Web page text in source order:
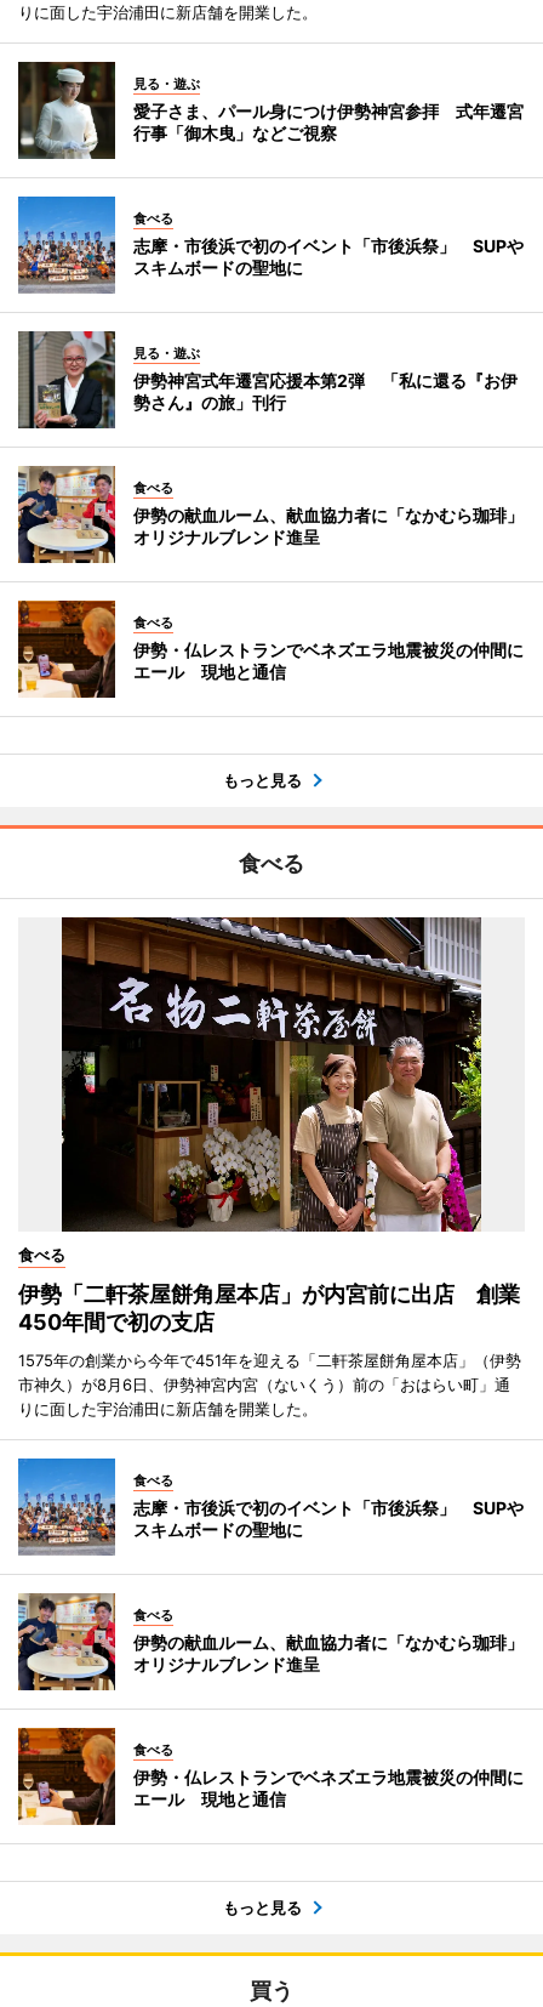
りに面した宇治浦田に新店舗を開業した。
見る・遊ぶ
愛子さま、パール身につけ伊勢神宮参拝 式年遷宮
行事「御木曳」などご視察
食べる
志摩・市後浜で初のイベント「市後浜祭」 SUPや
スキムボードの聖地に
見る・遊ぶ
伊勢神宮式年遷宮応援本第2弾 「私に還る『お伊
勢さん』の旅」刊行
食べる
伊勢の献血ルーム、献血協力者に「なかむら珈琲」
オリジナルブレンド進呈
食べる
伊勢・仏レストランでベネズエラ地震被災の仲間に
エール 現地と通信
もっと見る
食べる
食べる
伊勢「二軒茶屋餅角屋本店」が内宮前に出店 創業
450年間で初の支店
1575年の創業から今年で451年を迎える「二軒茶屋餅角屋本店」（伊勢
市神久）が8月6日、伊勢神宮内宮（ないくう）前の「おはらい町」通
りに面した宇治浦田に新店舗を開業した。
食べる
志摩・市後浜で初のイベント「市後浜祭」 SUPや
スキムボードの聖地に
食べる
伊勢の献血ルーム、献血協力者に「なかむら珈琲」
オリジナルブレンド進呈
食べる
伊勢・仏レストランでベネズエラ地震被災の仲間に
エール 現地と通信
もっと見る
買う